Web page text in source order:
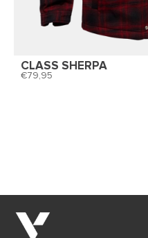
CLASS SHERPA
79,95